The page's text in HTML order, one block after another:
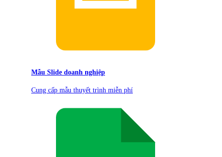
Mẫu Slide doanh nghiệp
Cung cấp mẫu thuyết trình miễn phí